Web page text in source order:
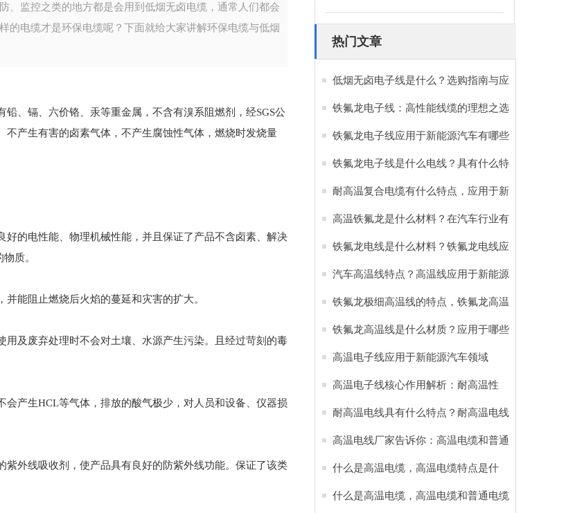
、监控之类的地方都是会用到低烟无卤电缆，通常人们都会
的电缆才是环保电缆呢？下面就给大家讲解环保电缆与低烟
、镉、六价铬、汞等重金属，不含有溴系阻燃剂，经SGS公
产生有害的卤素气体，不产生腐蚀性气体，燃烧时发烧量
的电性能、物理机械性能，并且保证了产品不含卤素、解决
质。
能阻止燃烧后火焰的蔓延和灾害的扩大。
用及废弃处理时不会对土壤、水源产生污染。且经过苛刻的毒
会产生HCL等气体，排放的酸气极少，对人员和设备、仪器损
外线吸收剂，使产品具有良好的防紫外线功能。保证了该类
热门文章
低烟无卤电子线是什么？选购指南与应
用优势全解析
铁氟龙电子线：高性能线缆的理想之选
铁氟龙电子线应用于新能源汽车有哪些
好处？
铁氟龙电子线是什么电线？具有什么特
点和优势？
耐高温复合电缆有什么特点，应用于新
能源汽车有哪些作用？
高温铁氟龙是什么材料？在汽车行业有
哪些重要作用？
铁氟龙电线是什么材料？铁氟龙电线应
用于新能源汽车的原因
汽车高温线特点？高温线应用于新能源
汽车的重要性
铁氟龙极细高温线的特点，铁氟龙高温
线应用于新能源汽车
铁氟龙高温线是什么材质？应用于哪些
行业？
高温电子线应用于新能源汽车领域
高温电子线核心作用解析：耐高温性
能，耐腐蚀特性 应用于六大领域
耐高温电线具有什么特点？耐高温电线
应用于哪些行业
高温电线厂家告诉你：高温电缆和普通
电缆的区别
什么是高温电缆，高温电缆特点是什
么？
什么是高温电缆，高温电缆和普通电缆